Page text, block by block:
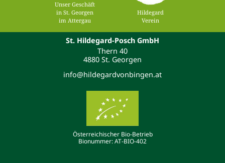
Unser Geschäft
in St. Georgen
im Attergau
Hildegard
Verein
St. Hildegard-Posch GmbH
Thern 40
4880 St. Georgen
info@hildegardvonbingen.at
Österreichischer Bio-Betrieb
Bionummer: AT-BIO-402